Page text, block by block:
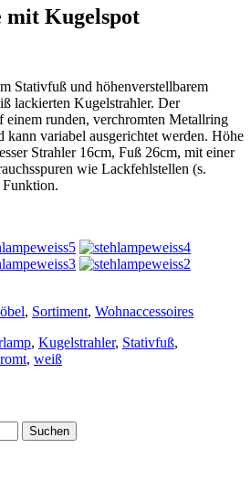
mit Kugelspot
Stativfuß und höhenverstellbarem
lackierten Kugelstrahler. Der
einem runden, verchromten Metallring
variabel ausgerichtet werden. Höhe
Strahler 16cm, Fuß 26cm, mit einer
wie Lackfehlstellen (s.
Funktion.
, Sortiment, Wohnaccessoires
, Kugelstrahler, Stativfuß,
, weiß